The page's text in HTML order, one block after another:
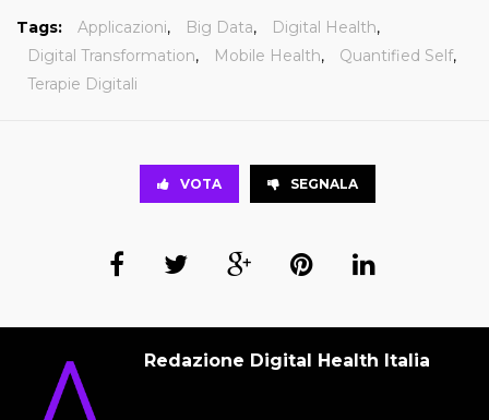
Tags: Applicazioni, Big Data, Digital Health,
Digital Transformation, Mobile Health, Quantified Self,
Terapie Digitali
VOTA SEGNALA
Redazione Digital Health Italia